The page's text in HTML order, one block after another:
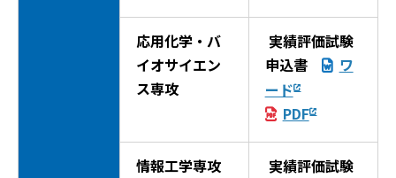
応用化学・バ
イオサイエン
ス専攻
実績評価試験
申込書
ワ
ード
PDF
情報工学専攻
実績評価試験